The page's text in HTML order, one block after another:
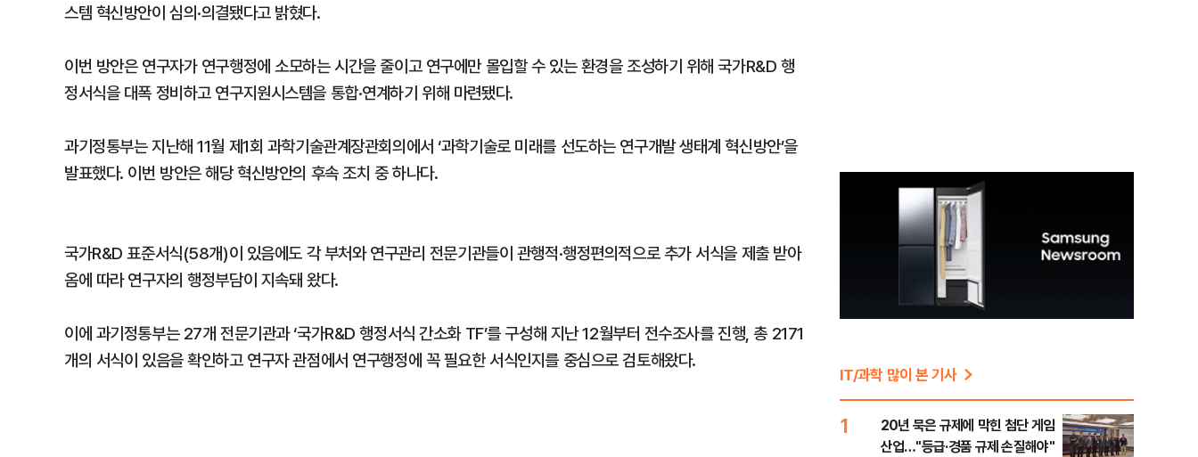
스템 혁신방안이 심의·의결됐다고 밝혔다.
이번 방안은 연구자가 연구행정에 소모하는 시간을 줄이고 연구에만 몰입할 수 있는 환경을 조성하기 위해 국가R&D 행
정서식을 대폭 정비하고 연구지원시스템을 통합·연계하기 위해 마련됐다.
과기정통부는 지난해 11월 제1회 과학기술관계장관회의에서 ‘과학기술로 미래를 선도하는 연구개발 생태계 혁신방안’을
발표했다. 이번 방안은 해당 혁신방안의 후속 조치 중 하나다.
국가R&D 표준서식(58개)이 있음에도 각 부처와 연구관리 전문기관들이 관행적·행정편의적으로 추가 서식을 제출 받아
옴에 따라 연구자의 행정부담이 지속돼 왔다.
이에 과기정통부는 27개 전문기관과 ‘국가R&D 행정서식 간소화 TF’를 구성해 지난 12월부터 전수조사를 진행, 총 2171
개의 서식이 있음을 확인하고 연구자 관점에서 연구행정에 꼭 필요한 서식인지를 중심으로 검토해왔다.
IT/과학 많이 본 기사
1
20년 묵은 규제에 막힌 첨단 게임
산업…"등급·경품 규제 손질해야"